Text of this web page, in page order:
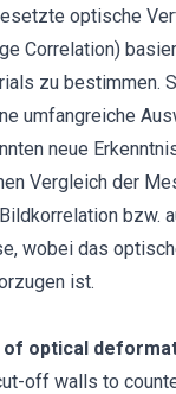
optische
Correlation)
zu bestimmen.
umfangreiche
neue
Vergleich der
wobei das
ist.
optical
off walls to